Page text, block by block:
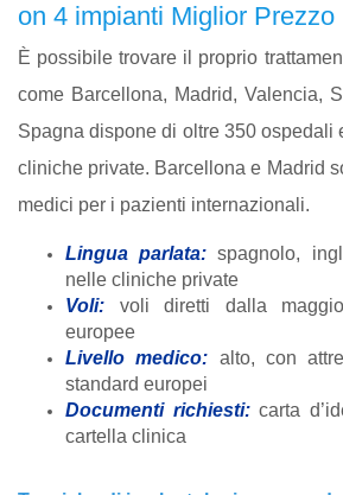
on 4 impianti Miglior Prezzo
È possibile trovare il proprio
come Barcellona, Madrid, Valencia,
Spagna dispone di oltre 350 ospedali
cliniche private. Barcellona e Madrid
medici per i pazienti internazionali.
Lingua parlata:spagnolo,
nelle cliniche private
Voli: voli diretti dalla
europee
Livello medico: alto, con
standard europei
Documenti richiesti:carta
cartella clinica